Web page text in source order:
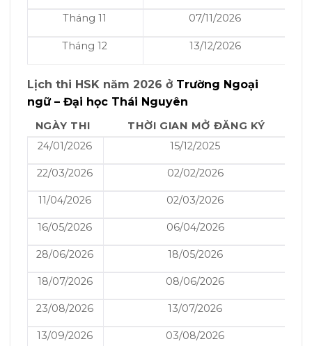
Tháng 11 07/11/2026
Tháng 12 13/12/2026
Lịch thi HSK năm 2026 ở Trường Ngoại
ngữ – Đại học Thái Nguyên
NGÀY THI
THỜI GIAN MỞ ĐĂNG KÝ
24/01/2026
15/12/2025
22/03/2026 02/02/2026
11/04/2026 02/03/2026
16/05/2026 06/04/2026
28/06/2026 18/05/2026
18/07/2026 08/06/2026
23/08/2026 13/07/2026
13/09/2026 03/08/2026